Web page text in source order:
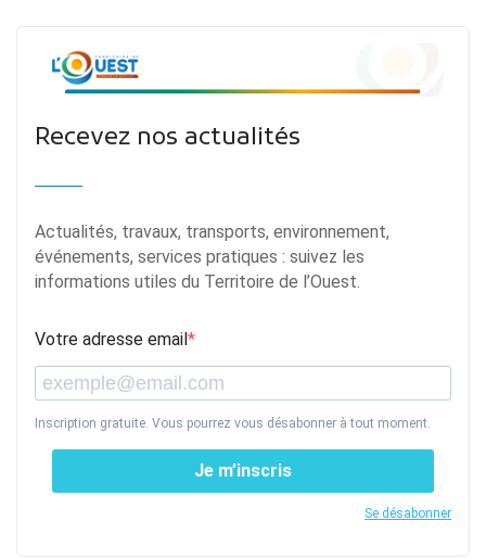
Recevez nos actualités
Actualités, travaux, transports, environnement,
événements, services pratiques : suivez les
informations utiles du Territoire de l’Ouest.
Votre adresse email
Inscription gratuite. Vous pourrez vous désabonner à tout moment.
Je m’inscris
Se désabonner